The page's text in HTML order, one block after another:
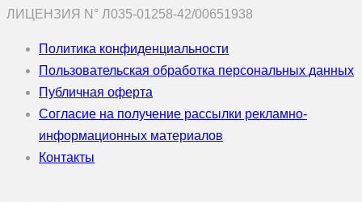
ЛИЦЕНЗИЯ N° Л035-01258-42/00651938
Политика конфиденциальности
Пользовательская обработка персональных данных
Публичная оферта
Согласие на получение рассылки рекламно-
информационных материалов
Контакты